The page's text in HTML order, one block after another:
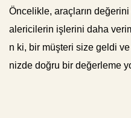
Öncelikle, araçların
alericilerin işlerini daha
n ki, bir müşteri size geldi
nizde doğru bir değerleme